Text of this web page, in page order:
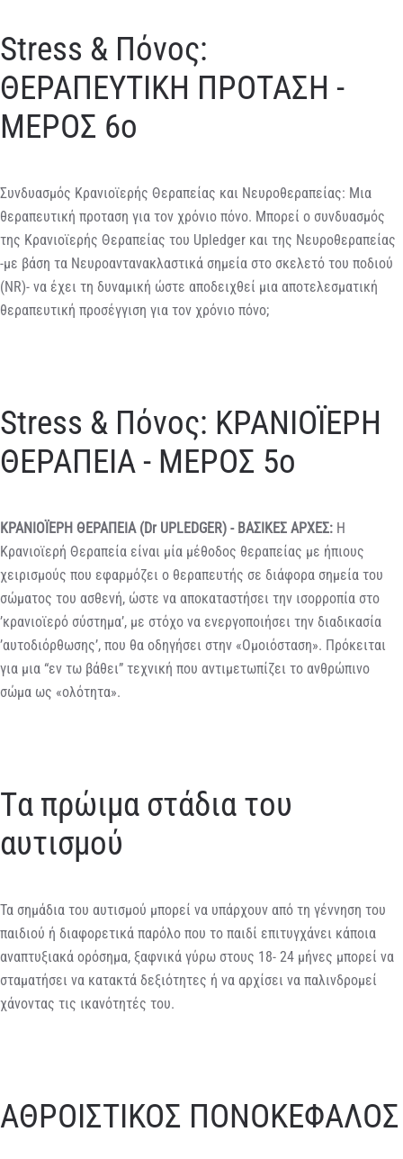
Stress & Πόνος:
ΘΕΡΑΠΕΥΤΙΚΗ ΠΡΟΤΑΣΗ -
ΜΕΡΟΣ 6ο
Συνδυασμός Κρανιοϊερής Θεραπείας και Νευροθεραπείας: Μια
θεραπευτική προταση για τον χρόνιο πόνο. Μπορεί ο συνδυασμός
της Κρανιοϊερής Θεραπείας του Upledger και της Νευροθεραπείας
-με βάση τα Νευροαντανακλαστικά σημεία στο σκελετό του ποδιού
(NR)- να έχει τη δυναμική ώστε αποδειχθεί μια αποτελεσματική
θεραπευτική προσέγγιση για τον χρόνιο πόνο;
Stress & Πόνος: ΚΡΑΝΙΟΪΕΡΗ
ΘΕΡΑΠΕΙΑ - ΜΕΡΟΣ 5ο
ΚΡΑΝΙΟΪΕΡΗ ΘΕΡΑΠΕΙΑ (Dr UPLEDGER) - ΒΑΣΙΚΕΣ ΑΡΧΕΣ: Η
Κρανιοϊερή Θεραπεία είναι μία μέθοδος θεραπείας με ήπιους
χειρισμούς που εφαρμόζει ο θεραπευτής σε διάφορα σημεία του
σώματος του ασθενή, ώστε να αποκαταστήσει την ισορροπία στο
’κρανιοϊερό σύστημα’, με στόχο να ενεργοποιήσει την διαδικασία
’αυτοδιόρθωσης’, που θα οδηγήσει στην «Oμοιόσταση». Πρόκειται
για μια “εν τω βάθει” τεχνική που αντιμετωπίζει το ανθρώπινο
σώμα ως «ολότητα».
Tα πρώιμα στάδια του
αυτισμού
Τα σημάδια του αυτισμού μπορεί να υπάρχουν από τη γέννηση του
παιδιού ή διαφορετικά παρόλο που το παιδί επιτυγχάνει κάποια
αναπτυξιακά ορόσημα, ξαφνικά γύρω στους 18- 24 μήνες μπορεί να
σταματήσει να κατακτά δεξιότητες ή να αρχίσει να παλινδρομεί
χάνοντας τις ικανότητές του.
ΑΘΡΟΙΣΤΙΚΟΣ ΠΟΝΟΚΕΦΑΛΟΣ